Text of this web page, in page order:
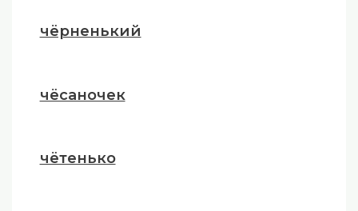
чёрненький
чёсаночек
чётенько